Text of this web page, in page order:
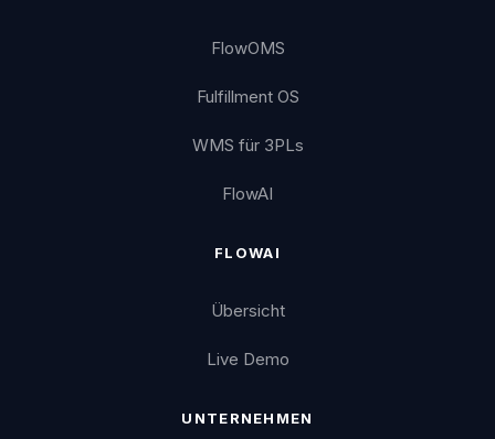
FlowOMS
Fulfillment OS
WMS für 3PLs
FlowAI
FLOWAI
Übersicht
Live Demo
UNTERNEHMEN